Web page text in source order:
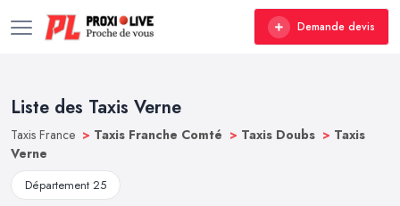
Demande devis
Liste des Taxis Verne
Taxis France > Taxis Franche Comté > Taxis Doubs > Taxis
Verne
Département 25